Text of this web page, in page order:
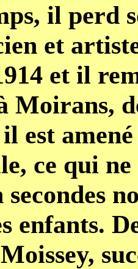
il perd
et
et il
Moirans,
est
ce qui
secondes
enfants.